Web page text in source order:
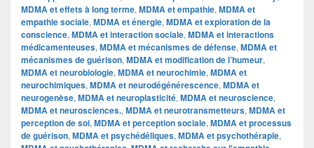
MDMA et effets à long terme, MDMA et empathie, MDMA et
empathie sociale, MDMA et énergie, MDMA et exploration de la
conscience, MDMA et interaction sociale, MDMA et interactions
médicamenteuses, MDMA et mécanismes de défense, MDMA et
mécanismes de guérison, MDMA et modification de l’humeur,
MDMA et neurobiologie, MDMA et neurochimie, MDMA et
neurochimiques, MDMA et neurodégénérescence, MDMA et
neurogenèse, MDMA et neuroplasticité, MDMA et neuroscience,
MDMA et neurosciences., MDMA et neurotransmetteurs, MDMA et
perception de soi, MDMA et perception sociale, MDMA et processus
de guérison, MDMA et psychédéliques, MDMA et psychothérapie,